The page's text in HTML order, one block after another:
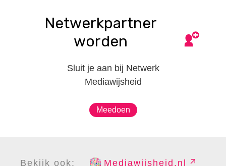
Netwerkpartner
worden
Sluit je aan bij Netwerk
Mediawijsheid
Meedoen
Bekijk ook: Mediawijsheid.nl